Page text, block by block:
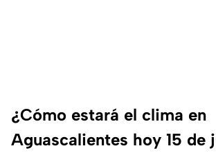
¿Cómo estará el clima en
Aguascalientes hoy 15 de